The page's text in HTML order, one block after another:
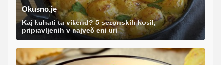
Okusno.je
Kaj kuhati ta vikend? 5 sezonskih kosil,
pripravljenih v največ eni uri